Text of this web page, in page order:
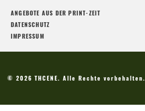
ANGEBOTE AUS DER PRINT-ZEIT
DATENSCHUTZ
IMPRESSUM
© 2026 THCENE. Alle Rechte vorbehalten.